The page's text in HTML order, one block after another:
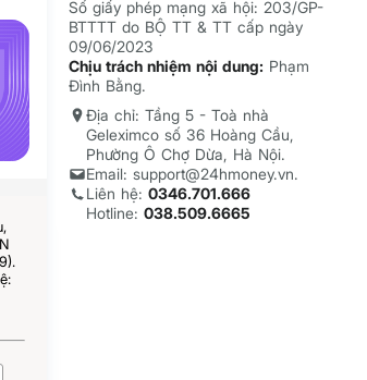
Số giấy phép mạng xã hội: 203/GP-
BTTTT do BỘ TT & TT cấp ngày
09/06/2023
Chịu trách nhiệm nội dung: Phạm
Đình Bằng.
Địa chỉ: Tầng 5 - Toà nhà
Geleximco số 36 Hoàng Cầu,
Phường Ô Chợ Dừa, Hà Nội.
Email: support@24hmoney.vn.
Liên hệ:0346.701.666
Hotline:038.509.6665